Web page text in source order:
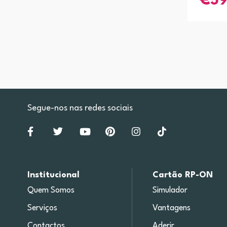
Segue-nos nas redes sociais
Institucional
Quem Somos
Serviços
Cartão RP-ON
Simulador
Vantagens